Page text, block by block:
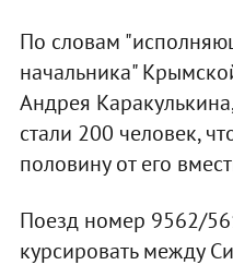
По словам
начальника"
Андрея
стали 200 человек,
половину от его
Поезд номер 9562/
курсировать между